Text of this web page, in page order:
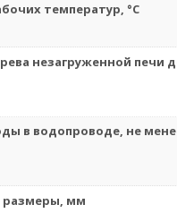
температур, °С
незагруженной печи
в водопроводе, не
размеры, мм